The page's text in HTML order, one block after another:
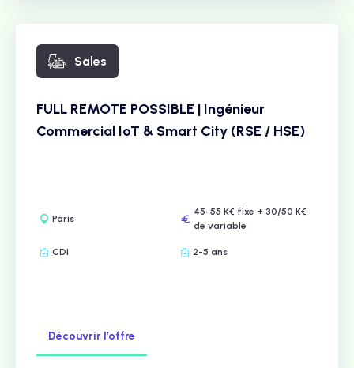
Sales
FULL REMOTE POSSIBLE | Ingénieur
Commercial IoT & Smart City (RSE / HSE)
Paris
45-55 K€ fixe + 30/50 K€
de variable
CDI 2-5 ans
Découvrir l’offre